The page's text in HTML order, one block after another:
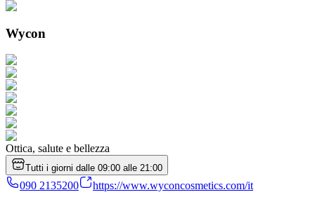
Wycon
Ottica, salute e bellezza
Tutti i giorni dalle 09:00 alle 21:00
090 2135200 https://www.wyconcosmetics.com/it